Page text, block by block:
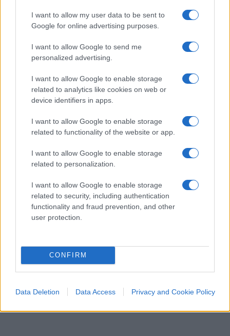
I want to allow my user data to be sent to
Google for online advertising purposes.
I want to allow Google to send me
personalized advertising.
I want to allow Google to enable storage
related to analytics like cookies on web or
device identifiers in apps.
I want to allow Google to enable storage
related to functionality of the website or app.
I want to allow Google to enable storage
related to personalization.
I want to allow Google to enable storage
related to security, including authentication
functionality and fraud prevention, and other
user protection.
CONFIRM
Data Deletion Data Access Privacy and Cookie Policy
Max Del Papa